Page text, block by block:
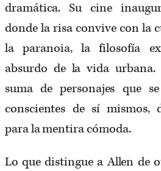
dramática. Su cine
donde la risa convive con la
la paranoia, la filosofía
absurdo de la vida
suma de personajes que
conscientes de sí mismos,
para la mentira cómoda.
Lo que distingue a Allen de